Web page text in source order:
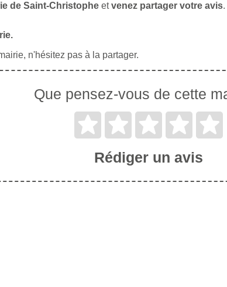
de Saint-Christophe etvenez partager votre avis.
n'hésitez pas à la partager.
Que pensez-vous de cette
Rédiger un avis